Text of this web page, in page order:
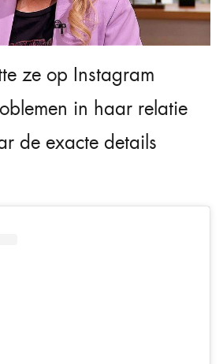
ze op Instagram
in haar relatie
de exacte details